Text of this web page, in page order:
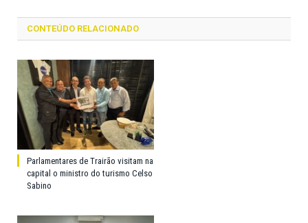
CONTEÚDO RELACIONADO
Parlamentares de Trairão visitam na
capital o ministro do turismo Celso
Sabino